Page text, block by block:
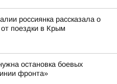
россиянка рассказала о
поездки в Крым
остановка боевых
фронта»